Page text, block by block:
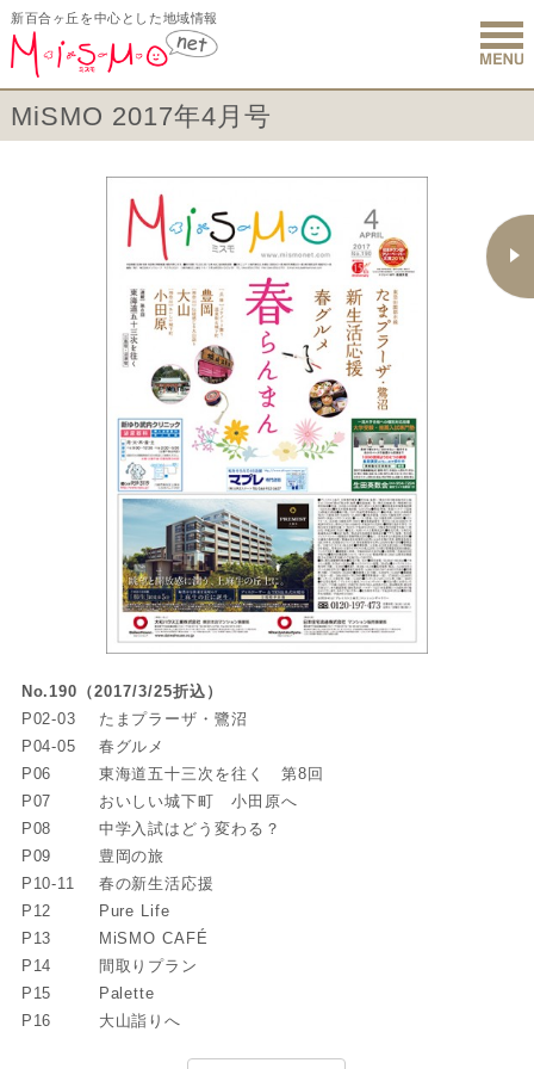
新百合ヶ丘を中心とした地域情報
新百合ヶ
MiSMO 2017年4月号
No.190（2017/3/25折込）
P02-03
たまプラーザ・鷺沼
P04-05
春グルメ
P06
東海道五十三次を往く 第8回
P07
おいしい城下町 小田原へ
P08
中学入試はどう変わる？
P09
豊岡の旅
P10-11
春の新生活応援
P12
Pure Life
P13
MiSMO CAFÉ
P14
間取りプラン
P15
Palette
P16
大山詣りへ